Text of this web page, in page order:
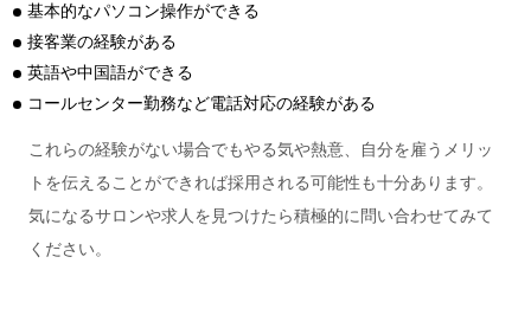
基本的なパソコン操作ができる
接客業の経験がある
英語や中国語ができる
コールセンター勤務など電話対応の経験がある
これらの経験がない場合でもやる気や熱意、自分を雇うメリッ
トを伝えることができれば採用される可能性も十分あります。
気になるサロンや求人を見つけたら積極的に問い合わせてみて
ください。